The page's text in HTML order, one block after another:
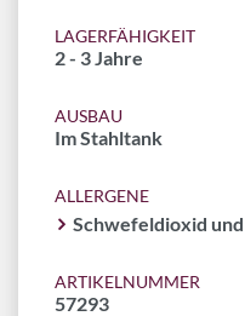
LAGERFÄHIGKEIT
2 - 3 Jahre
AUSBAU
Im Stahltank
ALLERGENE
Schwefeldioxid
ARTIKELNUMMER
57293